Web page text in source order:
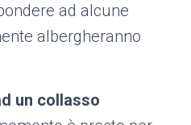
ad alcune
albergheranno
un collasso